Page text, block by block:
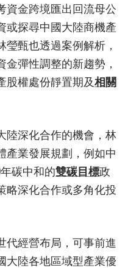
資金跨境匯出回流母公
或探尋中國大陸商機產
甄也透過案例解析，
彈性調整的新趨勢，
股權處份靜置期及相關
陸深化合作的機會，林
產業發展規劃，例如中
碳中和的雙碳目標政
略深化合作或多角化投
代經營布局，可事前進
大陸各地區域型產業優